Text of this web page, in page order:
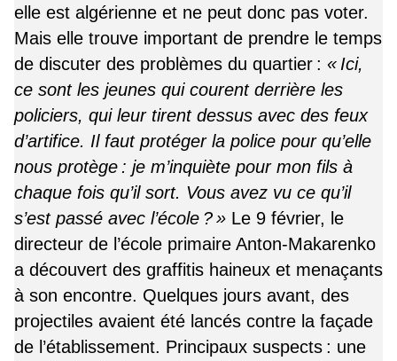
elle est algérienne et ne peut donc pas voter.
Mais elle trouve important de prendre le temps
de discuter des problèmes du quartier : « Ici,
ce sont les jeunes qui courent derrière les
policiers, qui leur tirent dessus avec des feux
d’artifice. Il faut protéger la police pour qu’elle
nous protège : je m’inquiète pour mon fils à
chaque fois qu’il sort. Vous avez vu ce qu’il
s’est passé avec l’école ? » Le 9 février, le
directeur de l’école primaire Anton-Makarenko
a découvert des graffitis haineux et menaçants
à son encontre. Quelques jours avant, des
projectiles avaient été lancés contre la façade
de l’établissement. Principaux suspects : une